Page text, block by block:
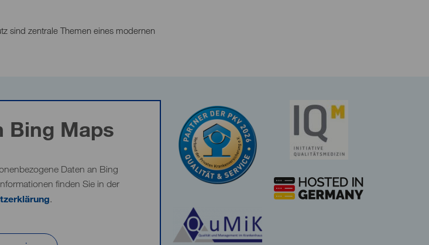
sind zentrale Themen eines modernen
Bing Maps
Daten an Bing
finden Sie in der
.